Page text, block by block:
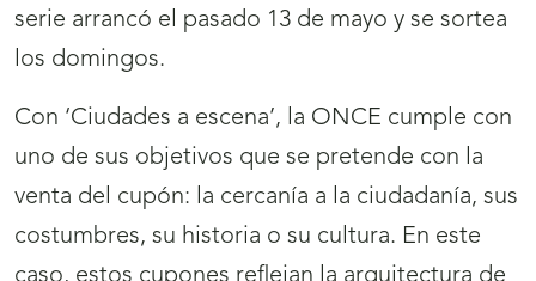
serie arrancó el pasado 13 de mayo y se sortea
los domingos.
Con ‘Ciudades a escena’, la ONCE cumple con
uno de sus objetivos que se pretende con la
venta del cupón: la cercanía a la ciudadanía, sus
costumbres, su historia o su cultura. En este